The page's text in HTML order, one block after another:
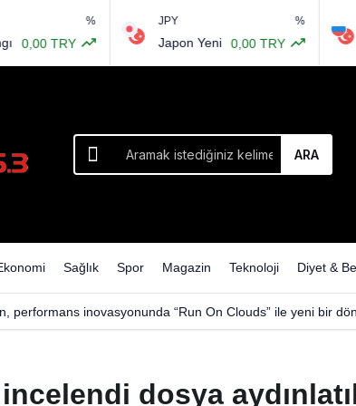
TRY Japon Yeni 0,00 TRY
ARA
Sağlık Spor Magazin Teknoloji Diyet &
performans inovasyonunda “Run On Clouds” ile yeni bir
dosya